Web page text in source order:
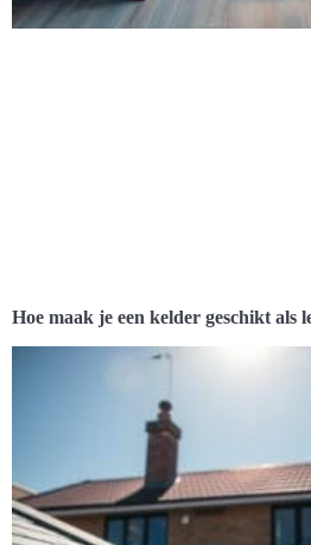
Hoe maak je een kelder geschikt als